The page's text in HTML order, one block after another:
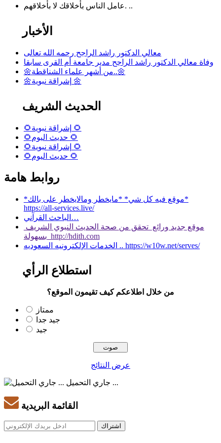
عامل الناس بأخلاقك لا بأخلاقهم. ..
الأخبار
معالي الدكتور راشد الراجح رحمه الله تعالى
وفاة معالي الدكتور راشد الراجح مدير جامعة أم القرى سابقا
🌼من أشهر علماء الشناقطة..🌼
🌼إشراقة نبوية 🌼
الحديث الشريف
🌻إشراقة نبوية 🌻
🌻حديث اليوم 🌻
🌻إشراقة نبوية 🌻
🌻حديث اليوم 🌻
روابط هامة
*موقع فيه كل شي* *مايخطر ومالايخطر على بالك*
https://all-services.live/
الباحث القرآني…
موقع جديد ورائع تحقق من صحة الحديث النبوي الشريف
بسهولة http://hdith.com
الخدمات الإلكترونيه السعوديه .. https://w10w.net/serves/
استطلاع الرأي
من خلال اطلاعكم كيف تقيمون الموقع؟
ممتاز
جيد جدا
جيد
عرض النتائج
جاري التحميل ...
القائمة البريدية